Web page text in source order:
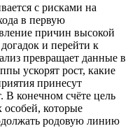
с рисками на
в первую
причин высокой
догадок и перейти к
превращает данные в
ускорят рост, какие
принесут
конечном счёте цель
которые
родовую линию